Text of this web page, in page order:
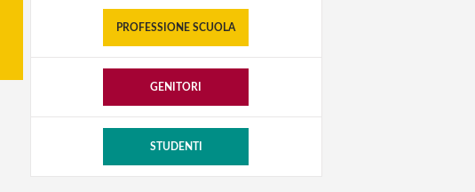
PROFESSIONE SCUOLA
GENITORI
STUDENTI